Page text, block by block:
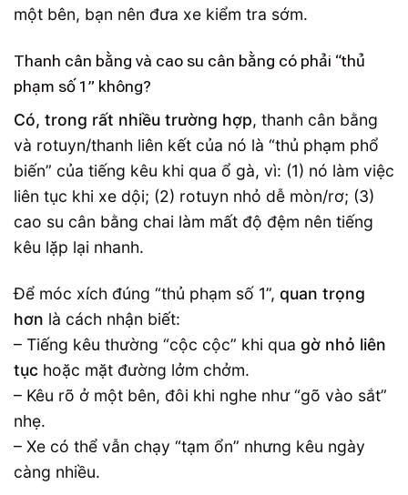
một bên, bạn nên đưa xe kiểm tra sớm.
Thanh cân bằng và cao su cân bằng có phải “thủ
phạm số 1” không?
Có, trong rất nhiều trường hợp, thanh cân bằng
và rotuyn/thanh liên kết của nó là “thủ phạm phổ
biến” của tiếng kêu khi qua ổ gà, vì: (1) nó làm việc
liên tục khi xe dội; (2) rotuyn nhỏ dễ mòn/rơ; (3)
cao su cân bằng chai làm mất độ đệm nên tiếng
kêu lặp lại nhanh.
Để móc xích đúng “thủ phạm số 1”, quan trọng
hơn là cách nhận biết:
– Tiếng kêu thường “cộc cộc” khi qua gờ nhỏ liên
tục hoặc mặt đường lởm chởm.
– Kêu rõ ở một bên, đôi khi nghe như “gõ vào sắt”
nhẹ.
– Xe có thể vẫn chạy “tạm ổn” nhưng kêu ngày
càng nhiều.